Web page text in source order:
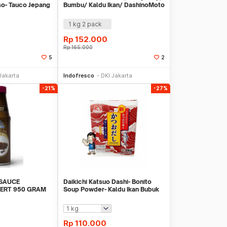
Tauco Jepang
5
Bumbu/ Kaldu Ikan/ DashinoMoto
1 kg 2 pack
Rp 152.000
Rp165.000
2
Indofresco DKI Jakarta
-21%
950 GRAM
-27%
Daikichi Katsuo Dashi- Bonito
Soup Powder- Kaldu Ikan Bubuk
Rp 110.000